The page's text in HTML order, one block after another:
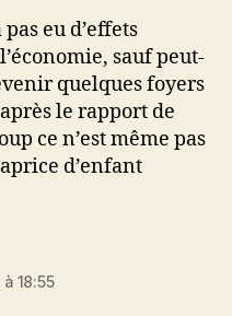
eu d’effets
sauf peut-
quelques foyers
le rapport de
ce n’est même pas
d’enfant
18:55